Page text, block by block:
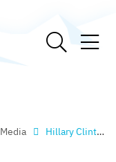
Hillary Clinton oder Donald J. Trump!? Wir verraten, wer der Präsident im Social Web ist